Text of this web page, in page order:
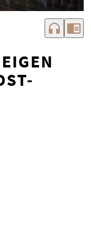
headphones chrome_reader_mode